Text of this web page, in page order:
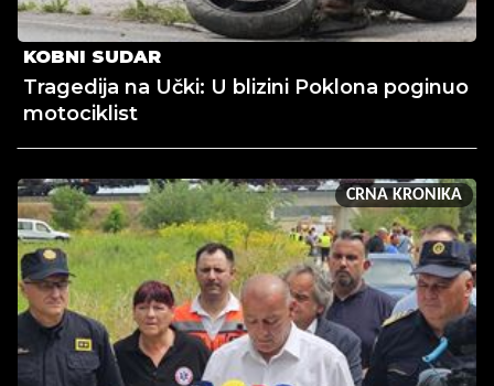
KOBNI SUDAR
Tragedija na Učki: U blizini Poklona poginuo
motociklist
CRNA KRONIKA